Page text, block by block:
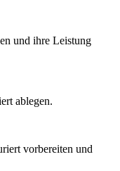
und ihre Leistung
ablegen.
vorbereiten und